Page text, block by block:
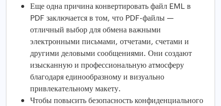
Еще одна причина конвертировать файл EML в
PDF заключается в том, что PDF-файлы —
отличный выбор для обмена важными
электронными письмами, отчетами, счетами и
другими деловыми сообщениями. Они создают
изысканную и профессиональную атмосферу
благодаря единообразному и визуально
привлекательному макету.
Чтобы повысить безопасность конфиденциального